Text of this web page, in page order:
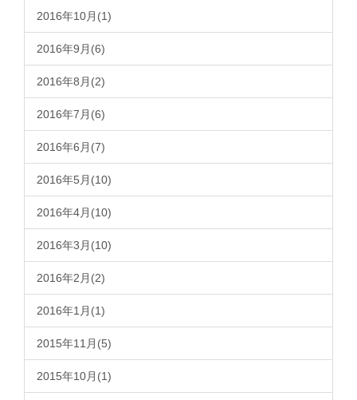
2016年10月(1)
2016年9月(6)
2016年8月(2)
2016年7月(6)
2016年6月(7)
2016年5月(10)
2016年4月(10)
2016年3月(10)
2016年2月(2)
2016年1月(1)
2015年11月(5)
2015年10月(1)